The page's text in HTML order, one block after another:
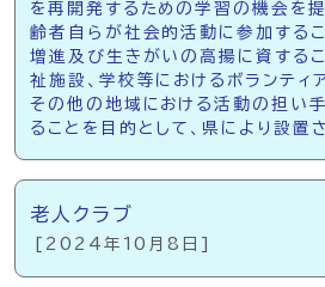
を再開発するための学習の機会を提
齢者自らが社会的活動に参加する
増進及び生きがいの高揚に資する
祉施設、学校等におけるボランティ
その他の地域における活動の担い
ることを目的として、県により設置
老人クラブ
[2024年10月8日]